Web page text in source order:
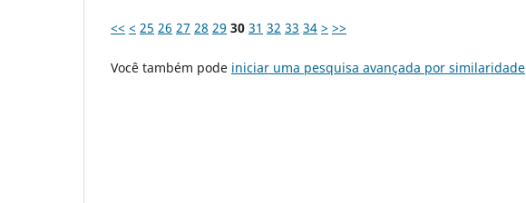
<< < 25 26 27 28 29 30 31 32 33 34 > >>
Você também pode iniciar uma pesquisa avançada por similaridade